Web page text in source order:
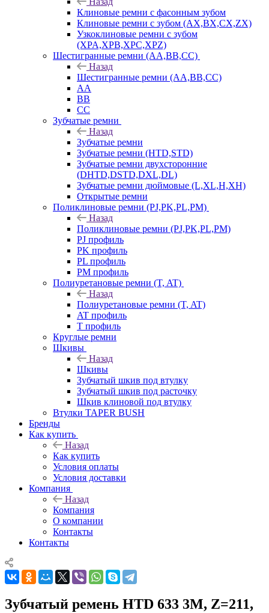
Клиновые ремни с фасонным зубом
Клиновые ремни с зубом (AX,BX,CX,ZX)
Узкоклиновые ремни с зубом
(XPA,XPB,XPC,XPZ)
Шестигранные ремни (AA,BB,CC)
Назад
Шестигранные ремни (AA,BB,CC)
AA
BB
CC
Зубчатые ремни
Назад
Зубчатые ремни
Зубчатые ремни (HTD,STD)
Зубчатые ремни двухсторонние
(DHTD,DSTD,DXL,DL)
Зубчатые ремни дюймовые (L,XL,H,XH)
Открытые ремни
Поликлиновые ремни (PJ,PK,PL,PM)
Назад
Поликлиновые ремни (PJ,PK,PL,PM)
PJ профиль
PK профиль
PL профиль
PM профиль
Полиуретановые ремни (T, AT)
Назад
Полиуретановые ремни (T, AT)
AT профиль
T профиль
Круглые ремни
Шкивы
Назад
Шкивы
Зубчатый шкив под втулку
Зубчатый шкив под расточку
Шкив клиновой под втулку
Втулки TAPER BUSH
Бренды
Как купить
Назад
Как купить
Условия оплаты
Условия доставки
Компания
Назад
Компания
О компании
Контакты
Контакты
Зубчатый ремень HTD 633 3M, Z=211,